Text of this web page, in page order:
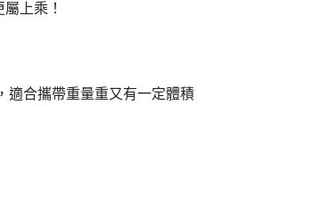
上乘！
適合攜帶重量重又有一定體積